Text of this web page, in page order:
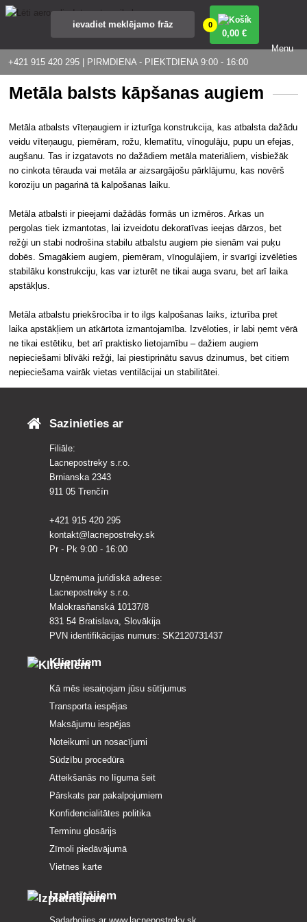
+421 915 420 295 | PIRMDIENA - PIEKTDIENA 9:00 - 16:00
0
0,00 €
Menu
Metāla balsts kāpšanas augiem
Metāla atbalsts vīteņaugiem ir izturīga konstrukcija, kas atbalsta dažādu
veidu vīteņaugu, piemēram, rožu, klematītu, vīnogulāju, pupu un efejas,
augšanu. Tas ir izgatavots no dažādiem metāla materiāliem, visbiežāk
no cinkota tērauda vai metāla ar aizsargājošu pārklājumu, kas novērš
koroziju un pagarinā tā kalpošanas laiku.
Metāla atbalsti ir pieejami dažādās formās un izmēros. Arkas un
pergolas tiek izmantotas, lai izveidotu dekoratīvas ieejas dārzos, bet
režģi un stabi nodrošina stabilu atbalstu augiem pie sienām vai puķu
dobēs. Smagākiem augiem, piemēram, vīnogulājiem, ir svarīgi izvēlēties
stabilāku konstrukciju, kas var izturēt ne tikai auga svaru, bet arī laika
apstākļus.
Metāla atbalstu priekšrocība ir to ilgs kalpošanas laiks, izturība pret
laika apstākļiem un atkārtota izmantojamība. Izvēloties, ir labi ņemt vērā
ne tikai estētiku, bet arī praktisko lietojamību – dažiem augiem
nepieciešami blīvāki režģi, lai piestiprinātu savus dzinumus, bet citiem
nepieciešama vairāk vietas ventilācijai un stabilitātei.
Sazinieties ar
Filiāle:
Lacnepostreky s.r.o.
Brnianska 2343
911 05 Trenčín
+421 915 420 295
kontakt@lacnepostreky.sk
Pr - Pk 9:00 - 16:00
Uzņēmuma juridiskā adrese:
Lacnepostreky s.r.o.
Malokrasňanská 10137/8
831 54 Bratislava, Slovākija
PVN identifikācijas numurs: SK2120731437
Klientiem
Kā mēs iesaiņojam jūsu sūtījumus
Transporta iespējas
Maksājumu iespējas
Noteikumi un nosacījumi
Sūdzību procedūra
Atteikšanās no līguma šeit
Pārskats par pakalpojumiem
Konfidencialitātes politika
Terminu glosārijs
Zīmoli piedāvājumā
Vietnes karte
Izplatītājiem